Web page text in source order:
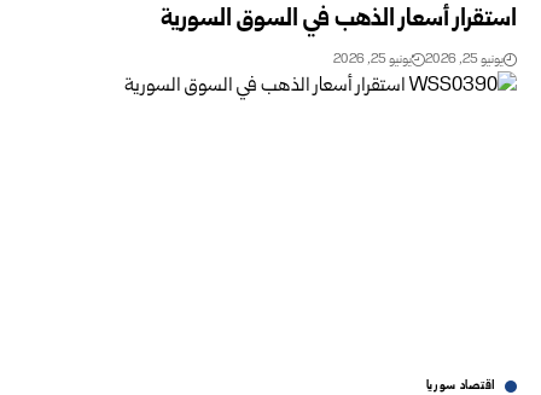
استقرار أسعار الذهب في السوق السورية ‏
يونيو 25, 2026 يونيو 25, 2026
اقتصاد سوريا